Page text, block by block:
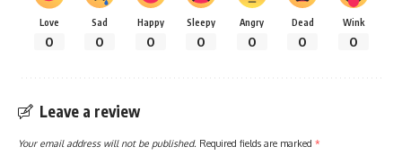
Love
0
Sad
0
Happy
0
Sleepy
0
Angry
0
Dead
0
Wink
0
Leave a review
Your email address will not be published. Required fields are marked *